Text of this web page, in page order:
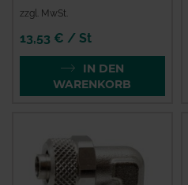
zzgl. MwSt.
13,53 € / St
IN DEN
WARENKORB